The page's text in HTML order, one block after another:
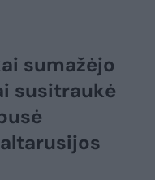
sumažėjo
susitraukė